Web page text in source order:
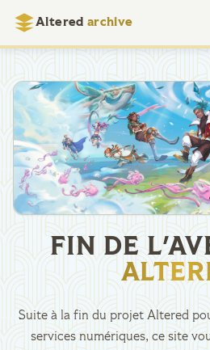
Altered archive
FIN DE
Suite à la fin du projet Altered
services numériques, ce site